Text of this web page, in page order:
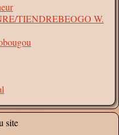
TIENDREBEOGO W.
site